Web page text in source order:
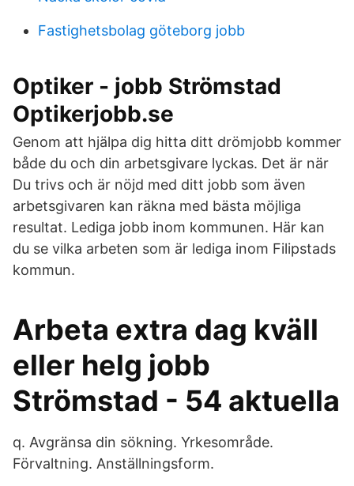
Fastighetsbolag göteborg jobb
Optiker - jobb Strömstad
Optikerjobb.se
Genom att hjälpa dig hitta ditt drömjobb kommer
både du och din arbetsgivare lyckas. Det är när
Du trivs och är nöjd med ditt jobb som även
arbetsgivaren kan räkna med bästa möjliga
resultat. Lediga jobb inom kommunen. Här kan
du se vilka arbeten som är lediga inom Filipstads
kommun.
Arbeta extra dag kväll
eller helg jobb
Strömstad - 54 aktuella
q. Avgränsa din sökning. Yrkesområde.
Förvaltning. Anställningsform.